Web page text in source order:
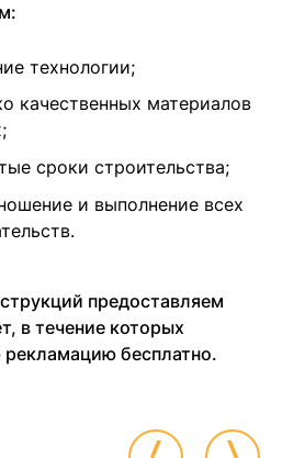
технологии;
качественных материалов
сроки строительства;
и выполнение всех
предоставляем
в течение которых
бесплатно.